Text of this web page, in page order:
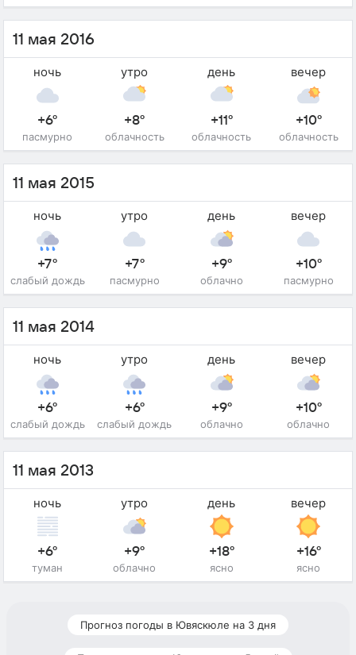
11 мая 2016
ночь
+6°
пасмурно
утро
+8°
облачность
день
+11°
облачность
вечер
+10°
облачность
11 мая 2015
ночь
+7°
слабый дождь
утро
+7°
пасмурно
день
+9°
облачно
вечер
+10°
пасмурно
11 мая 2014
ночь
+6°
слабый дождь
утро
+6°
слабый дождь
день
+9°
облачно
вечер
+10°
облачно
11 мая 2013
ночь
+6°
туман
утро
+9°
облачно
день
+18°
ясно
вечер
+16°
ясно
Прогноз погоды в Ювяскюле на 3 дня